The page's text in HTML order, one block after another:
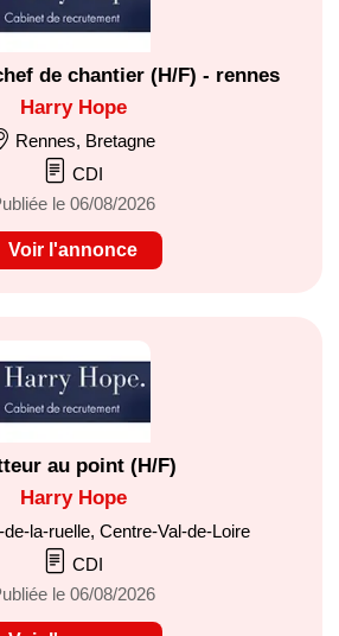
de chantier (H/F) - rennes
Harry Hope
Rennes, Bretagne
CDI
le 06/08/2026
Voir l'annonce
au point (H/F)
Harry Hope
de-la-ruelle, Centre-Val-de-Loire
CDI
le 06/08/2026